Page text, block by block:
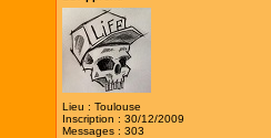
Lieu : Toulouse
Inscription : 30/12/2009
Messages : 303